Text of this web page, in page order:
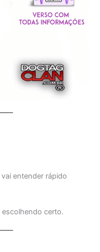
entender rápido
certo.